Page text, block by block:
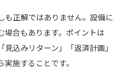
も正解ではありません。設備に
場合もあります。ポイントは
見込みリターン」「返済計画」
施することです。